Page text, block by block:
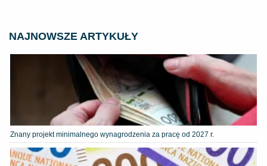
NAJNOWSZE ARTYKUŁY
Znany projekt minimalnego wynagrodzenia za pracę od 2027 r.